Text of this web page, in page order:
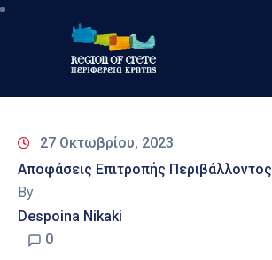
Περιφέρεια
&
Δράσεις
Ψηφιακές
27 Οκτωβρίου, 2023
Αποφάσεις Επιτροπής Περιβάλλοντος
By
Despoina Nikaki
0